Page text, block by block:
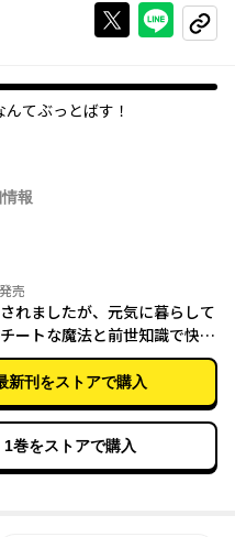
Xで投稿する
ライン
コピー
てぶっとばす！
て成長！
母妹に喧嘩を売られるは、
コミカライズ開幕!!
報
2026年05月01日
発売
れましたが、元気に暮らして
ートな魔法と前世知識で快適
ドライフ！～ 3
新刊をストアで購入
1巻をストアで購入